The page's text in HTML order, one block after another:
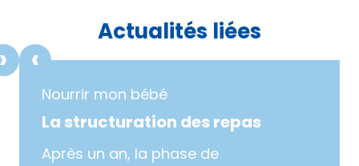
Actualités liées
Nourrir mon bébé
La structuration des repas
Après un an, la phase de